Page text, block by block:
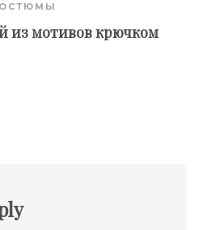
из мотивов крючком